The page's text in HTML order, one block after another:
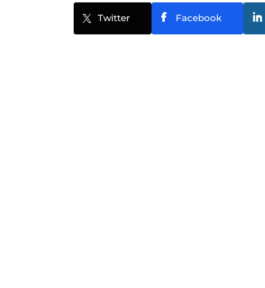
Twitter Facebook